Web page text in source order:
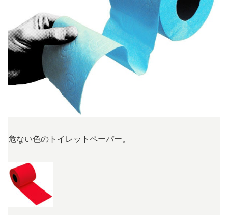
危ない色のトイレットペーパー。